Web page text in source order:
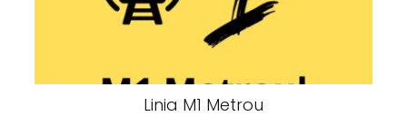
Linia M1 Metrou